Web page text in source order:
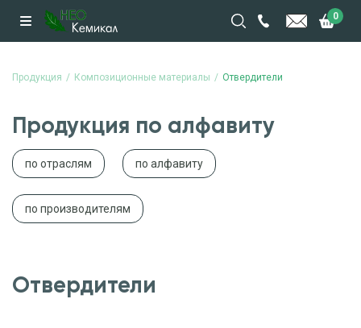
0
Продукция Композиционные материалы Отвердители
Продукция по алфавиту
по отраслям по алфавиту
по производителям
Отвердители